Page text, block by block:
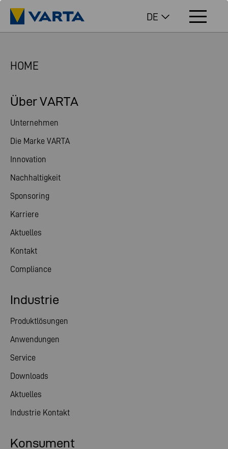
DE
HOME
Über VARTA
Unternehmen
Die Marke VARTA
Innovation
Nachhaltigkeit
Sponsoring
Karriere
Aktuelles
Kontakt
Compliance
Konsument
Industrie
Produktlösungen
Anwendungen
Service
Downloads
Aktuelles
Industrie Kontakt